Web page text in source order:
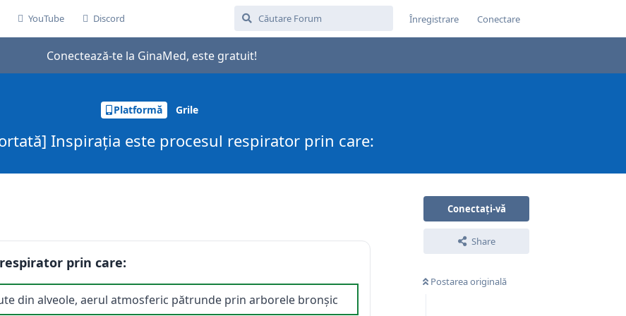
YouTube Discord Înregistrare Conectare
Conectează-te la GinaMed, este gratuit!
Platformă Grile
Inspirația este procesul respirator prin care:
Conectați-vă
Share
Postarea originală